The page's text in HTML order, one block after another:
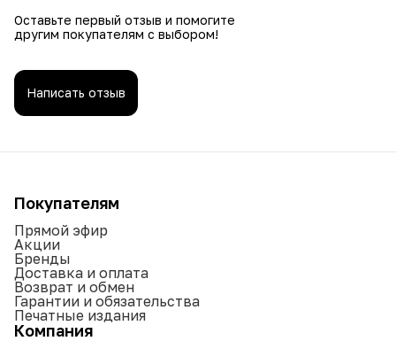
Оставьте первый отзыв и помогите
другим покупателям с выбором!
Написать отзыв
Покупателям
Прямой эфир
Акции
Бренды
Доставка и оплата
Возврат и обмен
Гарантии и обязательства
Печатные издания
Компания